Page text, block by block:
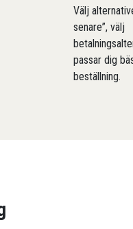
Välj
senare”, välj
passar dig
beställning.